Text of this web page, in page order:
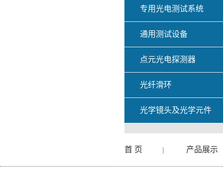
专用光电测试系统
通用测试设备
点元光电探测器
光纤滑环
光学镜头及光学元件
首 页 | 产品展示